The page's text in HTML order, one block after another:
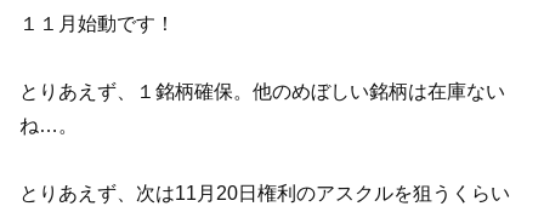
１１月始動です！
とりあえず、１銘柄確保。他のめぼしい銘柄は在庫ない
ね…。
とりあえず、次は11月20日権利のアスクルを狙うくらい